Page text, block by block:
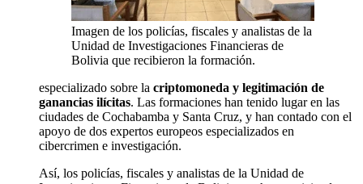
Imagen de los policías, fiscales y analistas de la
Unidad de Investigaciones Financieras de
Bolivia que recibieron la formación.
especializado sobre la criptomoneda y legitimación de
ganancias ilícitas. Las formaciones han tenido lugar en las
ciudades de Cochabamba y Santa Cruz, y han contado con el
apoyo de dos expertos europeos especializados en
cibercrimen e investigación.
Así, los policías, fiscales y analistas de la Unidad de